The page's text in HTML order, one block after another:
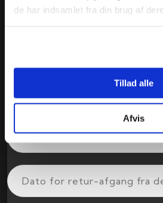
de har indsamlet fra din brug af
Tillad alle
Afvis